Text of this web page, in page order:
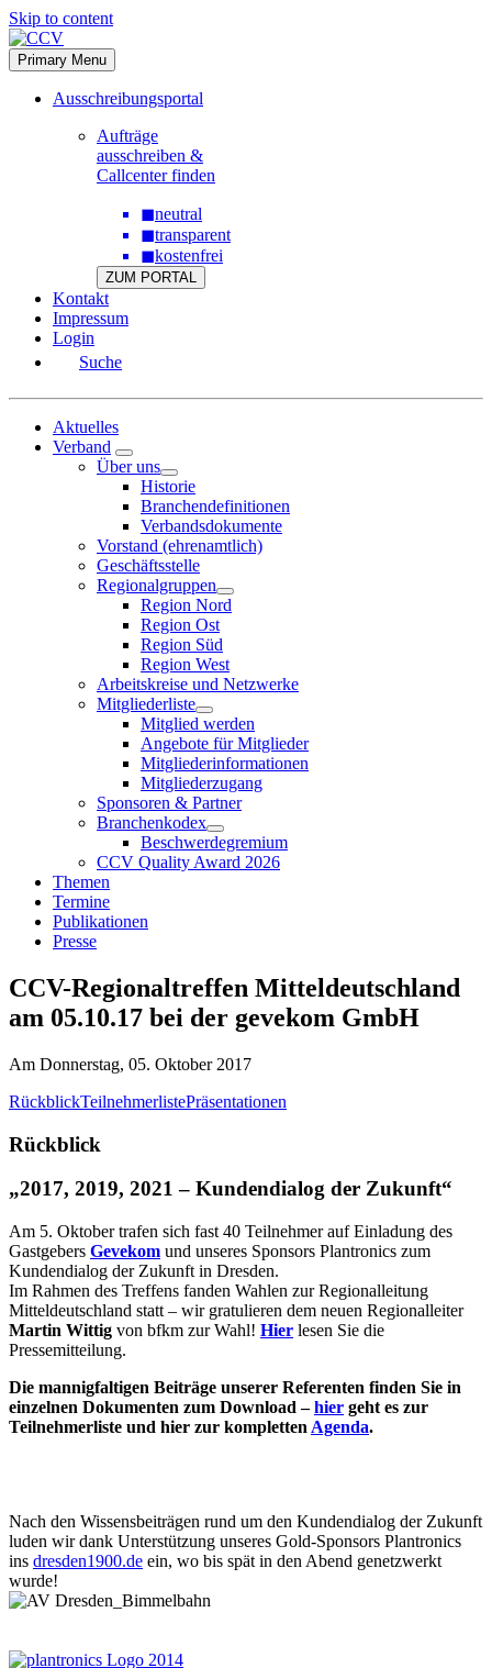
Skip to content
Primary Menu
Ausschreibungsportal
Aufträge
ausschreiben &
Callcenter finden
◼neutral
◼transparent
◼kostenfrei
ZUM PORTAL
Kontakt
Impressum
Login
Suche
Aktuelles
Verband
Über uns
Historie
Branchendefinitionen
Verbandsdokumente
Vorstand (ehrenamtlich)
Geschäftsstelle
Regionalgruppen
Region Nord
Region Ost
Region Süd
Region West
Arbeitskreise und Netzwerke
Mitgliederliste
Mitglied werden
Angebote für Mitglieder
Mitgliederinformationen
Mitgliederzugang
Sponsoren & Partner
Branchenkodex
Beschwerdegremium
CCV Quality Award 2026
Themen
Termine
Publikationen
Presse
CCV-Regionaltreffen Mitteldeutschland
am 05.10.17 bei der gevekom GmbH
Am Donnerstag, 05. Oktober 2017
RückblickTeilnehmerlistePräsentationen
Rückblick
„2017, 2019, 2021 – Kundendialog der Zukunft“
Am 5. Oktober trafen sich fast 40 Teilnehmer auf Einladung des
Gastgebers Gevekom und unseres Sponsors Plantronics zum
Kundendialog der Zukunft in Dresden.
Im Rahmen des Treffens fanden Wahlen zur Regionalleitung
Mitteldeutschland statt – wir gratulieren dem neuen Regionalleiter
Martin Wittig von bfkm zur Wahl! Hier lesen Sie die
Pressemitteilung.
Die mannigfaltigen Beiträge unserer Referenten finden Sie in
einzelnen Dokumenten zum Download –hier geht es zur
Teilnehmerliste und hier zur kompletten Agenda.
Nach den Wissensbeiträgen rund um den Kundendialog der Zukunft
luden wir dank Unterstützung unseres Gold-Sponsors Plantronics
ins dresden1900.de ein, wo bis spät in den Abend genetzwerkt
wurde!